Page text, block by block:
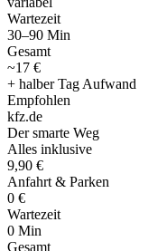
Wartezeit
30–90 Min
Gesamt
~17 €
+ halber Tag Aufwand
Empfohlen
kfz.de
Der smarte Weg
Alles inklusive
9,90 €
Anfahrt & Parken
0 €
Wartezeit
0 Min
Gesamt